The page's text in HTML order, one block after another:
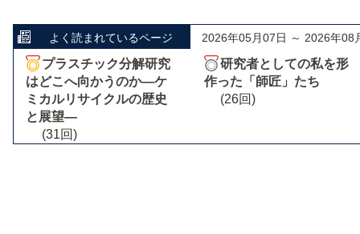
よく読まれているページ 2026年05月07日 ～ 2026年08
プラスチック分解研究
はどこへ向かうのか―ケ
ミカルリサイクルの歴史
と展望―
(31回)
研究者としての私を形
作った「師匠」たち
(26回)